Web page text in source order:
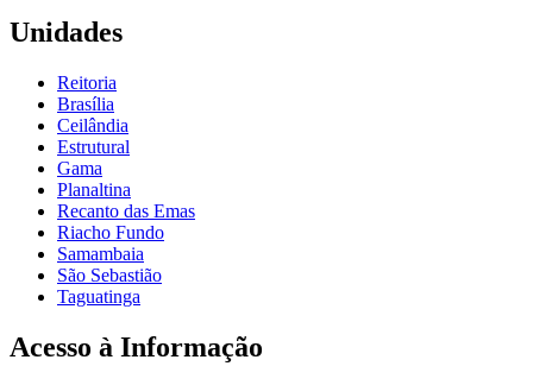
Unidades
Reitoria
Brasília
Ceilândia
Estrutural
Gama
Planaltina
Recanto das Emas
Riacho Fundo
Samambaia
São Sebastião
Taguatinga
Acesso à Informação